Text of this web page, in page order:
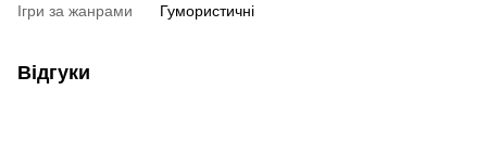
Ігри за жанрами
Гумористичні
Відгуки